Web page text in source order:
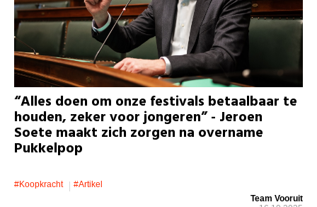
“Alles doen om onze festivals betaalbaar te
houden, zeker voor jongeren” - Jeroen
Soete maakt zich zorgen na overname
Pukkelpop
#koopkracht
#artikel
Team Vooruit